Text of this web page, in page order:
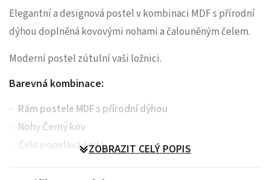
Elegantní a designová postel v kombinaci MDF s přírodní
dýhou doplněná kovovými nohami a čalouněným čelem.
Moderní postel zútulní vaši ložnici.
Barevná kombinace:
Rám postele MDF s přírodní dýhou
Nohy Černý kov
Čelo popelavá šedáZOBRAZIT CELÝ POPIS